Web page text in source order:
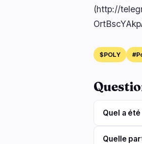
(http://
$POLY
Quel a
Quelle